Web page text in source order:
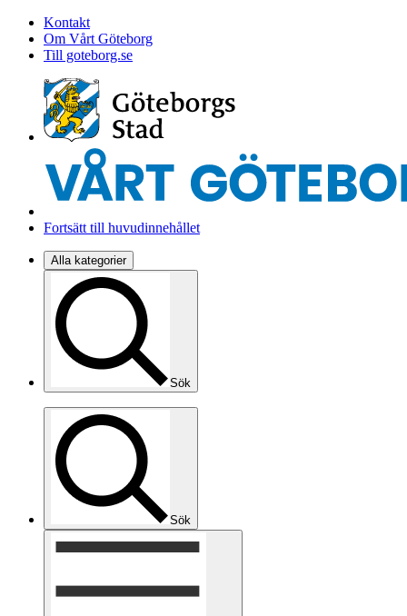
Kontakt
Om Vårt Göteborg
Till goteborg.se
Fortsätt till huvudinnehållet
Alla kategorier
Sök
Sök